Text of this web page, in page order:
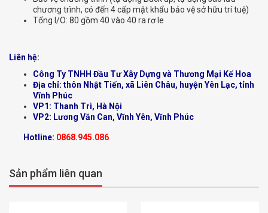
chương trình, có đến 4 cấp mật khẩu bảo vệ sở hữu trí tuệ)
Tổng I/O: 80 gồm 40 vào 40 ra rơ le
Liên hệ:
Công Ty TNHH Đầu Tư Xây Dựng và Thương Mại Kế Hoa
Địa chỉ: thôn Nhật Tiến, xã Liên Châu, huyện Yên Lạc, tỉnh
Vĩnh Phúc
VP1: Thanh Trì, Hà Nội
VP2: Lương Văn Can, Vĩnh Yên, Vĩnh Phúc
Hotline: 0868.945.086
Sản phẩm liên quan